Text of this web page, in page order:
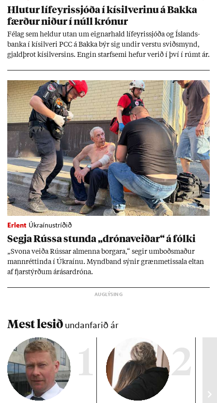
Hlut­ur líf­eyr­is­sjóða í kís­il­ver­inu á Bakka
færð­ur nið­ur í núll krón­ur
Fé­lag sem held­ur ut­an um eign­ar­hald líf­eyr­is­sjóða og Ís­lands­
banka í kís­il­veri PCC á Bakka býr sig und­ir verstu sviðs­mynd,
gjald­þrot kís­il­vers­ins. Eng­in starf­semi hef­ur ver­ið í því í rúmt ár.
Erlent Úkraínustríðið
Segja Rússa stunda „dróna­veið­ar“ á fólki
„Svona veiða Rúss­ar al­menna borg­ara,“ seg­ir um­boðs­mað­ur
mann­rétt­inda í Úkraínu. Mynd­band sýn­ir græn­met­issala elt­an
af fjar­stýrð­um árás­ar­dróna.
Mest lesið undanfarið ár
1 2